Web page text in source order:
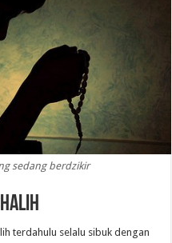
sedang berdzikir
terdahulu selalu sibuk dengan